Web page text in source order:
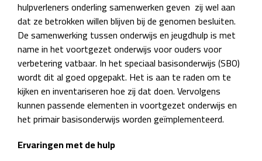
hulpverleners onderling samenwerken geven zij wel aan
dat ze betrokken willen blijven bij de genomen besluiten.
De samenwerking tussen onderwijs en jeugdhulp is met
name in het voortgezet onderwijs voor ouders voor
verbetering vatbaar. In het speciaal basisonderwijs (SBO)
wordt dit al goed opgepakt. Het is aan te raden om te
kijken en inventariseren hoe zij dat doen. Vervolgens
kunnen passende elementen in voortgezet onderwijs en
het primair basisonderwijs worden geïmplementeerd.
Ervaringen met de hulp